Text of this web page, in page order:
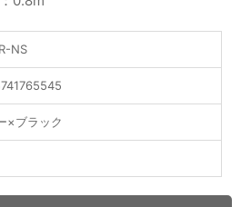
NS
×ブラック